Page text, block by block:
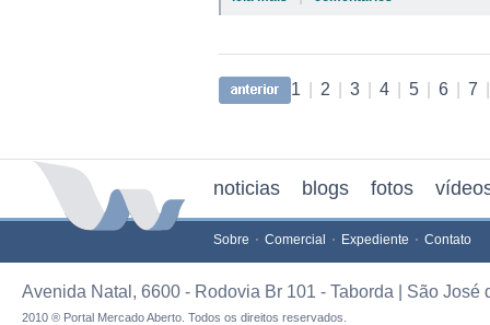
1 2 3 4 5 6 7
noticias blogs fotos
Sobre Comercial Expediente Contato
Avenida Natal, 6600 - Rodovia Br 101 - Taborda | São
2010 ® Portal Mercado Aberto. Todos os direitos reservados.